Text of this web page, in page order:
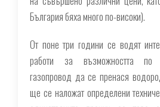
България бяха много по-високи).
От поне три години се водят
работи за възможността по
газопровод да се пренася
ще се наложат определени